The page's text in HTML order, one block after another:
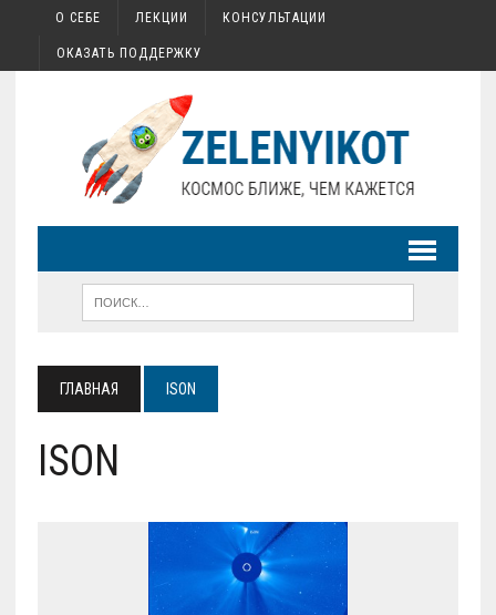
О СЕБЕ ЛЕКЦИИ КОНСУЛЬТАЦИИ
ОКАЗАТЬ ПОДДЕРЖКУ
ГЛАВНАЯ ISON
ISON